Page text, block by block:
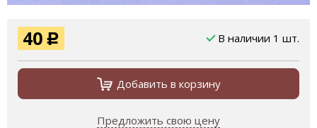
40 Р В наличии 1 шт.
Добавить в корзину
Предложить свою цену